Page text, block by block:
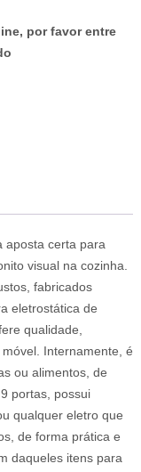
por favor entre
aposta certa para
visual na cozinha.
fabricados
eletrostática de
qualidade,
Internamente, é
ou alimentos, de
portas, possui
qualquer eletro que
de forma prática e
daqueles itens para